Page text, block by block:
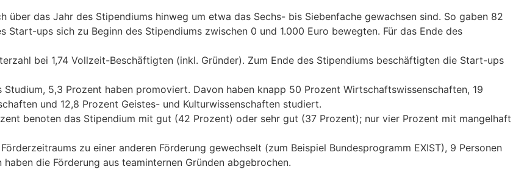
über das Jahr des Stipendiums hinweg um etwa das Sechs- bis Siebenfache gewachsen sind. So gaben 82
ups sich zu Beginn des Stipendiums zwischen 0 und 1.000 Euro bewegten. Für das Ende des
bei 1,74 Vollzeit-Beschäftigten (inkl. Gründer). Zum Ende des Stipendiums beschäftigten die Start-ups
5,3 Prozent haben promoviert. Davon haben knapp 50 Prozent Wirtschaftswissenschaften, 19
und 12,8 Prozent Geistes- und Kulturwissenschaften studiert.
benoten das Stipendium mit gut (42 Prozent) oder sehr gut (37 Prozent); nur vier Prozent mit mangelhaft
zu einer anderen Förderung gewechselt (zum Beispiel Bundesprogramm EXIST), 9 Personen
die Förderung aus teaminternen Gründen abgebrochen.